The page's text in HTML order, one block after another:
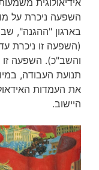
השפעה ניכרת על
בארגון "ההגנה",
(השפעה זו ניכרת
והשב"כ). השפעה זו
תנועת העבודה,
את העמדות
היישוב.